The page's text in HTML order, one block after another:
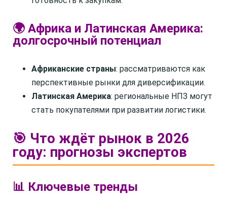
🌍 Африка и Латинская Америка:
долгосрочный потенциал
Африканские страны: рассматриваются как
перспективные рынки для диверсификации.
Латинская Америка: региональные НПЗ могут
стать покупателями при развитии логистики.
🎯 Что ждёт рынок в 2026
году: прогнозы экспертов
📊 Ключевые тренды